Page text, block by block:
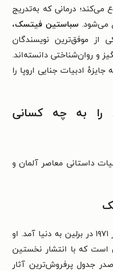
درمانی که به‌تدریج
می‌شود. سباستین فیتسک،
از موفق‌ترین نویسندگان
و روان‌شناختی دانسته‌اند.
جایزهٔ ادبیات جنایی اروپا را
را به چه کسانی
داستانی معاصر آلمان و
در ۱۳ اکتبر ۱۹۷۱ در برلین به دنیا آمد. او
است که با انتشار نخستین
جدول پرفروش‌ترین آثار